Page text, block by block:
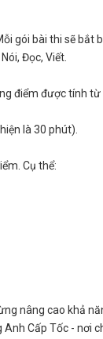
gói bài thi sẽ bắt
Đọc, Viết.
điểm được tính
là 30 phút).
Cụ thể:
nâng cao khả
Cấp Tốc - nơi